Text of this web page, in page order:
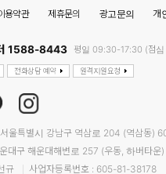
용약관 제휴문의 광고문의 개
1588-8443 평일 09:30-17:30 (점
전화상담 예약 원격지원요청
서울특별시 강남구 역삼로 204 (역삼동)
대구 해운대해변로 257 (우동, 하버타운)
규
사업자등록번호 : 605-81-38178